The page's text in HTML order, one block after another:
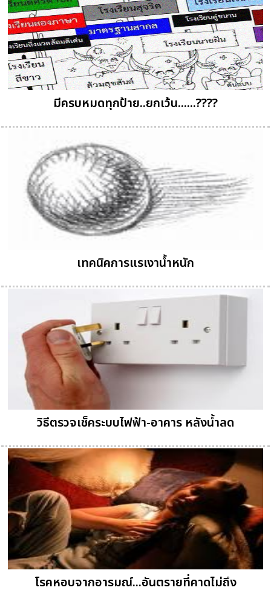
มีครบหมดทุกป้าย..ยกเว้น......????
เทคนิคการแรเงาน้ำหนัก
วิธีตรวจเช็คระบบไฟฟ้า-อาคาร หลังน้ำลด
โรคหอบจากอารมณ์...อันตรายที่คาดไม่ถึง